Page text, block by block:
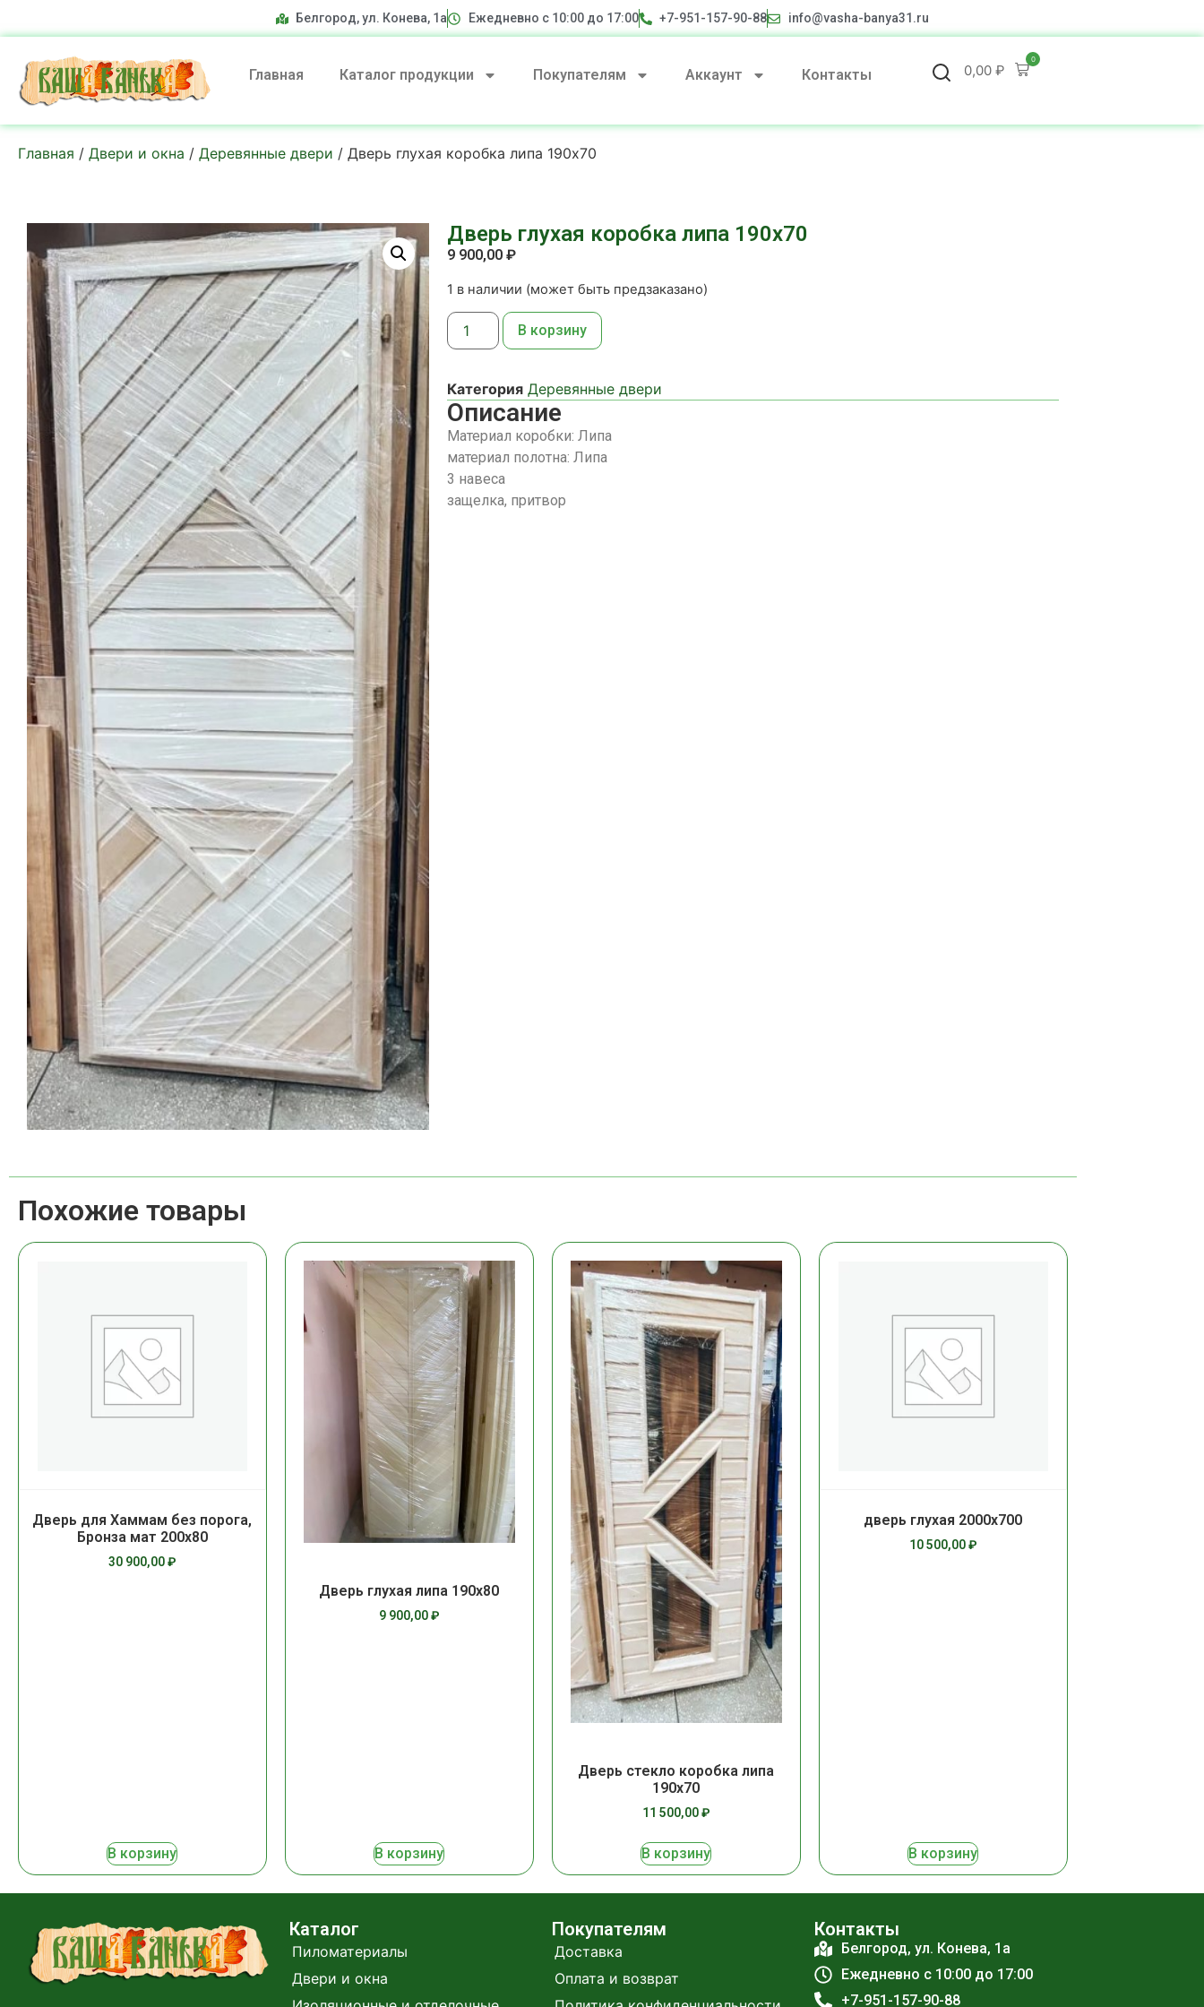
Белгород, ул. Конева, 1а Ежедневно с 10:00 до 17:00 +7-951-157-90-88 info@vasha-banya31.ru
Главная Каталог продукции Покупателям Аккаунт Контакты 0,00₽
0
Главная / Двери и окна / Деревянные двери / Дверь глухая коробка липа 190х70
Дверь глухая коробка липа 190х70
9 900,00 ₽
1 в наличии (может быть предзаказано)
В корзину
Категория Деревянные двери
Описание
Материал коробки: Липа
материал полотна: Липа
3 навеса
защелка, притвор
Похожие товары
Дверь для Хаммам без порога,
Бронза мат 200х80
30 900,00₽
В корзину
Дверь глухая липа 190х80
9 900,00₽
В корзину
Дверь стекло коробка липа
190х70
11 500,00₽
В корзину
дверь глухая 2000х700
10 500,00₽
В корзину
Каталог
Пиломатериалы
Двери и окна
Покупателям
Доставка
Оплата и возврат
Контакты
Белгород, ул. Конева, 1а
Ежедневно с 10:00 до 17:00
+7-951-157-90-88